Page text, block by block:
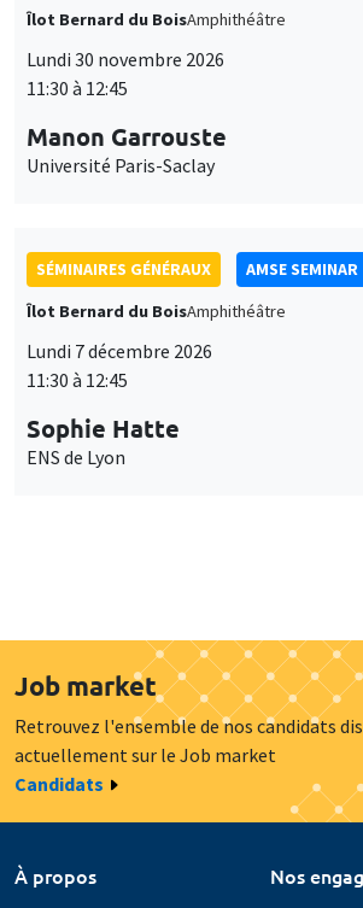
Îlot Bernard du BoisAmphithéâtre
Lundi 30 novembre 2026
11:30 à 12:45
Manon Garrouste
Université Paris-Saclay
SÉMINAIRES GÉNÉRAUX
AMSE SEMINAR
Îlot Bernard du BoisAmphithéâtre
Lundi 7 décembre 2026
11:30 à 12:45
Sophie Hatte
ENS de Lyon
Job market
Retrouvez l'ensemble de nos candidats
actuellement sur le Job market
Candidats
À propos
Nos